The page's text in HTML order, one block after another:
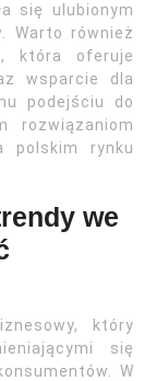
się ulubionym
Warto również
która oferuje
wsparcie dla
podejściu do
rozwiązaniom
polskim rynku
we
który
się
W